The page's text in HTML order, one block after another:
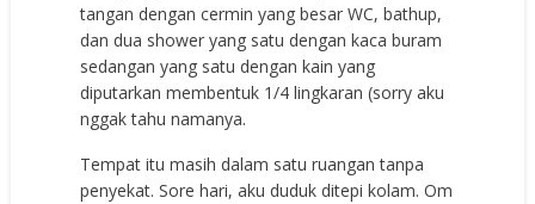
tangan dengan cermin yang besar WC, bathup,
dan dua shower yang satu dengan kaca buram
sedangan yang satu dengan kain yang
diputarkan membentuk 1/4 lingkaran (sorry aku
nggak tahu namanya.
Tempat itu masih dalam satu ruangan tanpa
penyekat. Sore hari, aku duduk ditepi kolam. Om